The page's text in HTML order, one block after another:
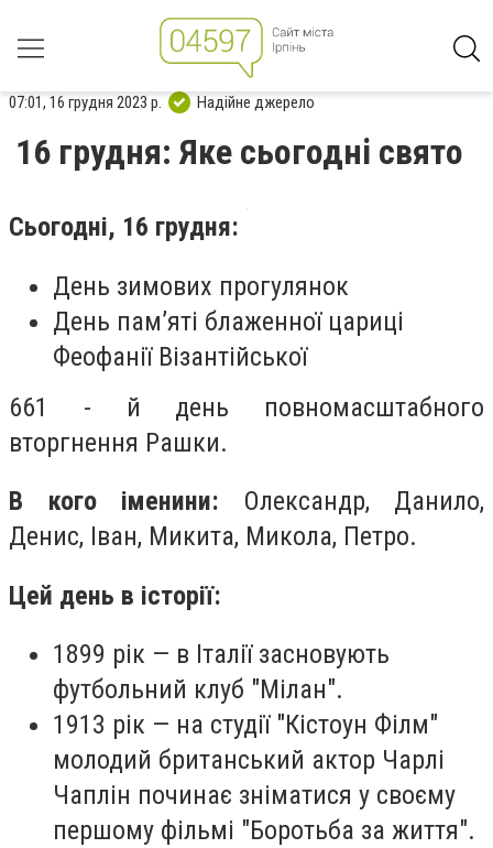
07:01, 16 грудня 2023 р. Надійне джерело
16 грудня: Яке сьогодні свято
Сьогодні, 16 грудня:
День зимових прогулянок
День пам’яті блаженної цариці
Феофанії Візантійської
661 - й день повномасштабного
вторгнення Рашки.
В кого іменини: Олександр, Данило,
Денис, Іван, Микита, Микола, Петро.
Цей день в історії:
1899 рік — в Італії засновують
футбольний клуб "Мілан".
1913 рік — на студії "Кістоун Філм"
молодий британський актор Чарлі
Чаплін починає зніматися у своєму
першому фільмі "Боротьба за життя".